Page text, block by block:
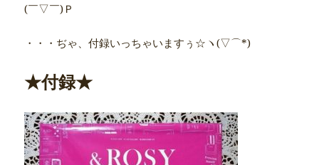
(￣▽￣)Ｐ
・・・ぢゃ、付録いっちゃいますぅ☆ヽ(▽⌒*)
★付録★